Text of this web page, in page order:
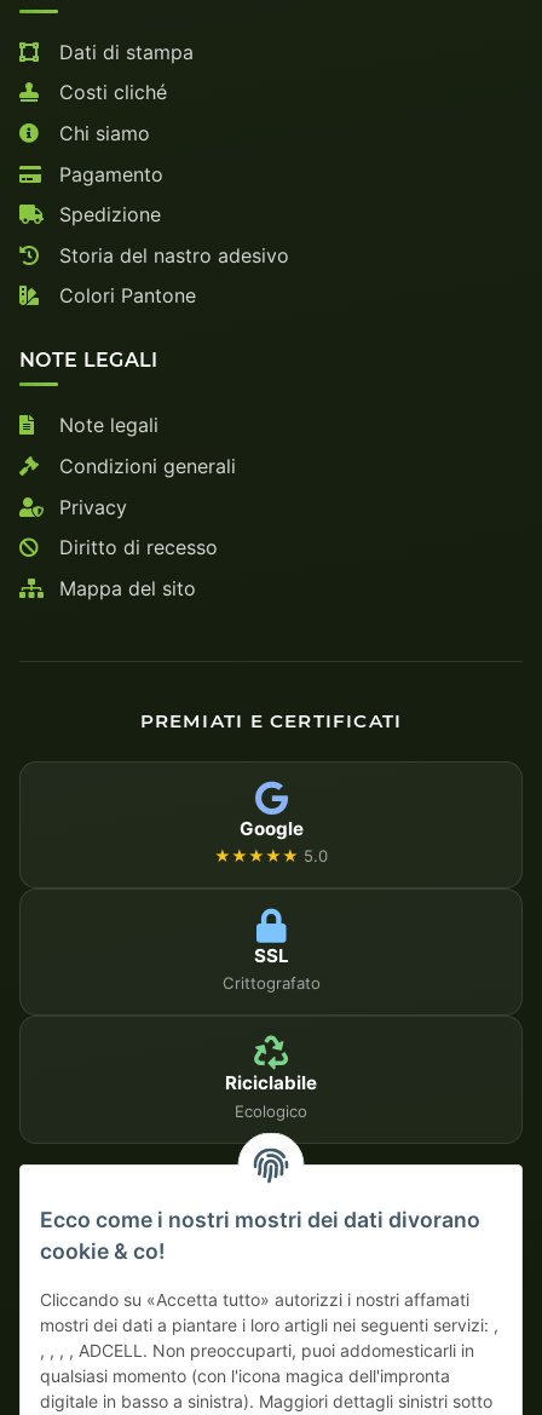
Dati di stampa
Costi cliché
Chi siamo
Pagamento
Spedizione
Storia del nastro adesivo
Colori Pantone
NOTE LEGALI
Note legali
Condizioni generali
Privacy
Diritto di recesso
Mappa del sito
PREMIATI E CERTIFICATI
Google
★★★★★ 5.0
SSL
Crittografato
Riciclabile
Ecologico
Su fattura
Ecco come i nostri mostri dei dati divorano
cookie & co!
Cliccando su «Accetta tutto» autorizzi i nostri affamati
mostri dei dati a piantare i loro artigli nei seguenti servizi: ,
, , , , ADCELL. Non preoccuparti, puoi addomesticarli in
qualsiasi momento (con l'icona magica dell'impronta
digitale in basso a sinistra). Maggiori dettagli sinistri sotto